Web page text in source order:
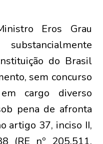
Eros Grau
do Brasil
sem concurso
cargo diverso
pena de afronta
artigo 37, inciso II,
(RE nº 205.511,